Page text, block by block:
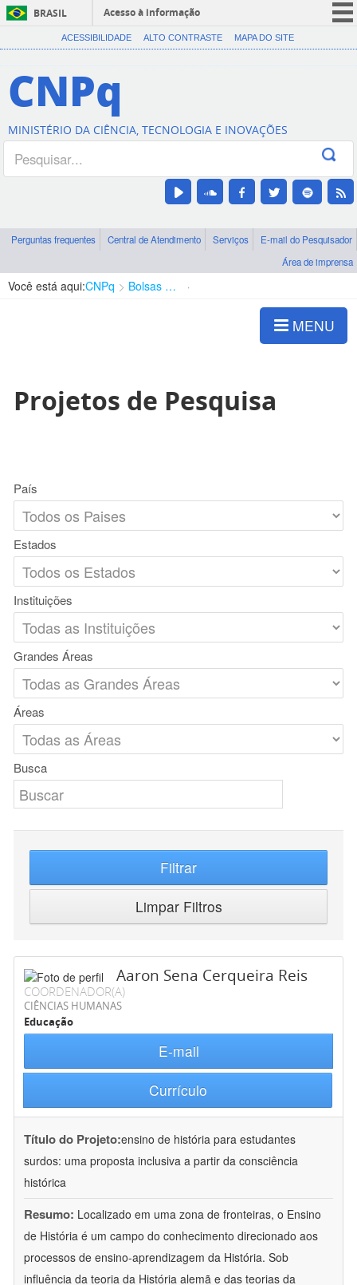
BRASIL
Acesso à informação
CORONAVÍRUS (COVID-19)
Canais
ACESSIBILIDADE ALTO CONTRASTE MAPA DO SITE
CNPq
MINISTÉRIO DA CIÊNCIA, TECNOLOGIA E INOVAÇÕES
Perguntas frequentes Central de Atendimento Serviços
E-mail do Pesquisador
Área de imprensa
Você está aqui:CNPq Bolsas e Auxílios Vigentes
MENU
Projetos de Pesquisa
País
Estados
Instituições
Grandes Áreas
Áreas
Busca
Filtrar
Limpar Filtros
Aaron Sena Cerqueira Reis
COORDENADOR(A)
CIÊNCIAS HUMANAS
Educação
E-mail
Currículo
Título do Projeto:ensino de história para estudantes
surdos: uma proposta inclusiva a partir da consciência
histórica
Resumo: Localizado em uma zona de fronteiras, o Ensino
de História é um campo do conhecimento direcionado aos
processos de ensino-aprendizagem da História. Sob
influência da teoria da História alemã e das teorias da